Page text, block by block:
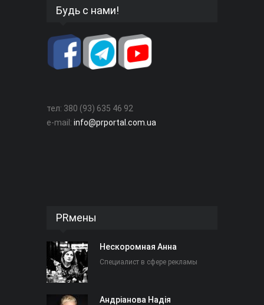
Будь с нами!
тел: 380 (93) 635 46 92
e-mail: info@prportal.com.ua
PRмены
Нескоромная Анна
Специалист в сфере рекламы
Андріанова Надія